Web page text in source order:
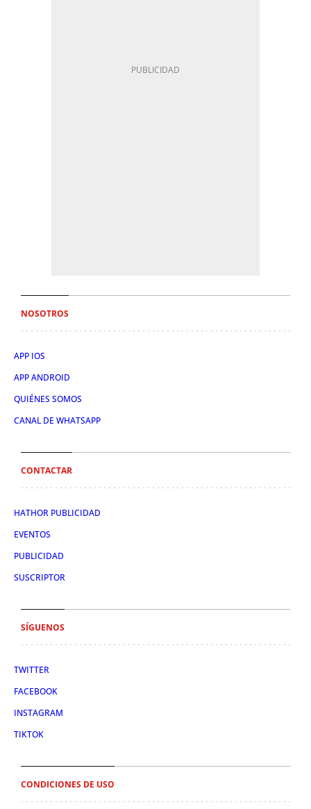
NOSOTROS
APP IOS
APP ANDROID
QUIÉNES SOMOS
CANAL DE WHATSAPP
CONTACTAR
HATHOR PUBLICIDAD
EVENTOS
PUBLICIDAD
SUSCRIPTOR
SÍGUENOS
TWITTER
FACEBOOK
INSTAGRAM
TIKTOK
CONDICIONES DE USO